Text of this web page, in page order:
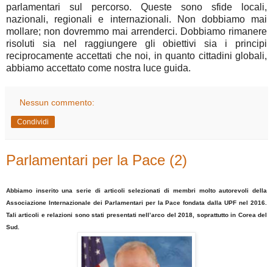
parlamentari sul percorso. Queste sono sfide locali,
nazionali, regionali e internazionali. Non dobbiamo mai
mollare; non dovremmo mai arrenderci. Dobbiamo rimanere
risoluti sia nel raggiungere gli obiettivi sia i principi
reciprocamente accettati che noi, in quanto cittadini globali,
abbiamo accettato come nostra luce guida.
Nessun commento:
Condividi
Parlamentari per la Pace (2)
Abbiamo inserito una serie di articoli selezionati di membri molto autorevoli della
Associazione Internazionale dei Parlamentari per la Pace fondata dalla UPF nel 2016.
Tali articoli e relazioni sono stati presentati nell’arco del 2018, soprattutto in Corea del
Sud.